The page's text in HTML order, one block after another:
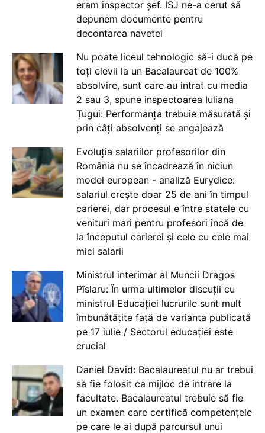
eram inspector șef. ISJ ne-a cerut să
depunem documente pentru
decontarea navetei
Nu poate liceul tehnologic să-i ducă pe
toți elevii la un Bacalaureat de 100%
absolvire, sunt care au intrat cu media
2 sau 3, spune inspectoarea Iuliana
Țugui: Performanța trebuie măsurată și
prin câți absolvenți se angajează
Evoluția salariilor profesorilor din
România nu se încadrează în niciun
model european - analiză Eurydice:
salariul crește doar 25 de ani în timpul
carierei, dar procesul e între statele cu
venituri mari pentru profesori încă de
la începutul carierei și cele cu cele mai
mici salarii
Ministrul interimar al Muncii Dragos
Pîslaru: În urma ultimelor discuții cu
ministrul Educației lucrurile sunt mult
îmbunătățite față de varianta publicată
pe 17 iulie / Sectorul educației este
crucial
Daniel David: Bacalaureatul nu ar trebui
să fie folosit ca mijloc de intrare la
facultate. Bacalaureatul trebuie să fie
un examen care certifică competențele
pe care le ai după parcursul unui